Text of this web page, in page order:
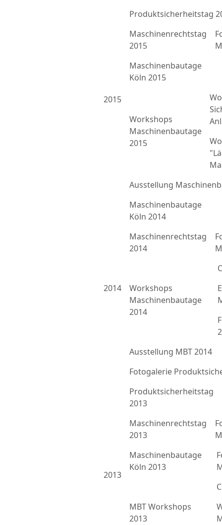
2015
Produktsicherheitstag
Maschinenrechtstag
2015
Maschinenbautage
Köln 2015
Workshops
Maschinenbautage
2015
Ausstellung
2014
Maschinenbautage
Köln 2014
Maschinenrechtstag
2014
Workshops
Maschinenbautage
2014
Ausstellung MBT 2014
Fotogalerie
2013
Produktsicherheitstag
2013
Maschinenrechtstag
2013
Maschinenbautage
Köln 2013
MBT Workshops
2013